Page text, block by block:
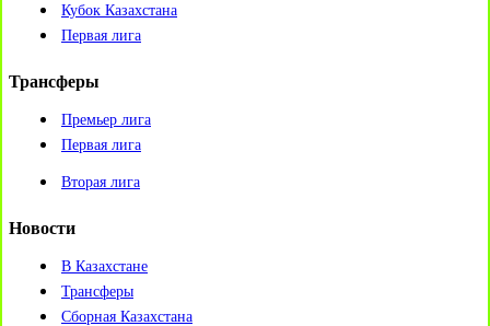
Кубок Казахстана
Первая лига
Трансферы
Премьер лига
Первая лига
Вторая лига
Новости
В Казахстане
Трансферы
Сборная Казахстана